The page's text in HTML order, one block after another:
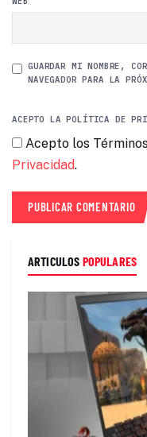
GUARDAR MI NOMBRE,
NAVEGADOR PARA LA
ACEPTO LA POLÍTICA DE
Acepto los
Privacidad.
ARTICULOS POPULARES